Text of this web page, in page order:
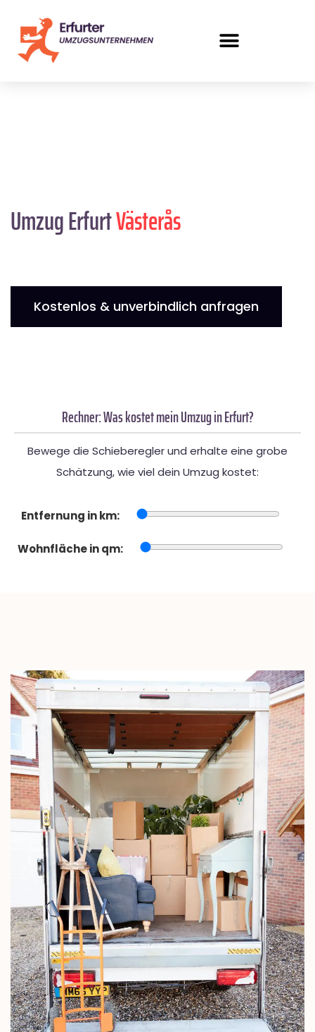
Umzug ErfurtVästerås
Kostenlos & unverbindlich anfragen
Rechner: Was kostet mein Umzug in Erfurt?
Bewege die Schieberegler und erhalte eine grobe
Schätzung, wie viel dein Umzug kostet:
Entfernung in km:
Wohnfläche in qm: